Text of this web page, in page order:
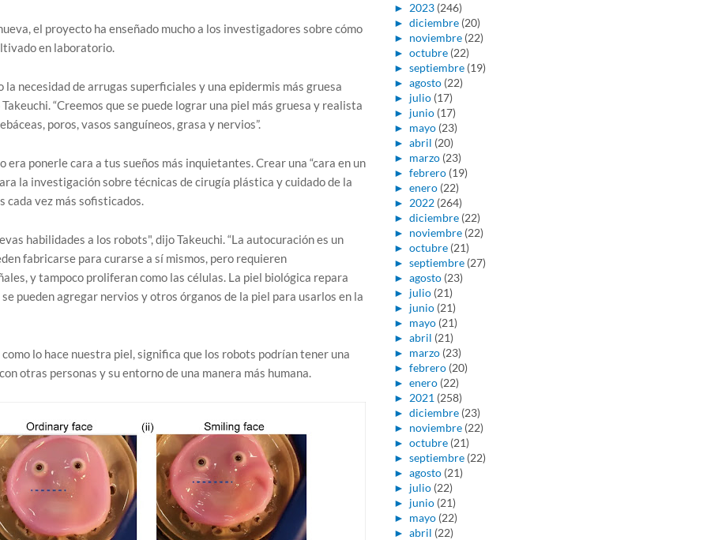
el proyecto ha enseñado mucho a los investigadores sobre cómo
en laboratorio.
necesidad de arrugas superficiales y una epidermis más gruesa
“Creemos que se puede lograr una piel más gruesa y realista
poros, vasos sanguíneos, grasa y nervios”.
ponerle cara a tus sueños más inquietantes. Crear una “cara en un
la investigación sobre técnicas de cirugía plástica y cuidado de la
cada vez más sofisticados.
habilidades a los robots", dijo Takeuchi. “La autocuración es un
fabricarse para curarse a sí mismos, pero requieren
y tampoco proliferan como las células. La piel biológica repara
pueden agregar nervios y otros órganos de la piel para usarlos en la
lo hace nuestra piel, significa que los robots podrían tener una
otras personas y su entorno de una manera más humana.
► 2023 (246)
► diciembre (20)
► noviembre (22)
► octubre (22)
► septiembre (19)
► agosto (22)
► julio (17)
► junio (17)
► mayo (23)
► abril (20)
► marzo (23)
► febrero (19)
► enero (22)
► 2022 (264)
► diciembre (22)
► noviembre (22)
► octubre (21)
► septiembre (27)
► agosto (23)
► julio (21)
► junio (21)
► mayo (21)
► abril (21)
► marzo (23)
► febrero (20)
► enero (22)
► 2021 (258)
► diciembre (23)
► noviembre (22)
► octubre (21)
► septiembre (22)
► agosto (21)
► julio (22)
► junio (21)
► mayo (22)
► abril (22)